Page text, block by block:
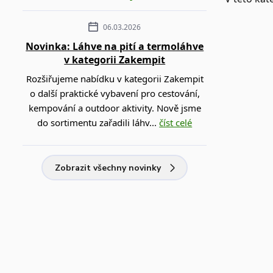
06.03.2026
Novinka: Láhve na pití a termoláhve
v kategorii Zakempit
Rozšiřujeme nabídku v kategorii Zakempit
o další praktické vybavení pro cestování,
kempování a outdoor aktivity. Nově jsme
do sortimentu zařadili láhv...číst celé
Zobrazit všechny novinky